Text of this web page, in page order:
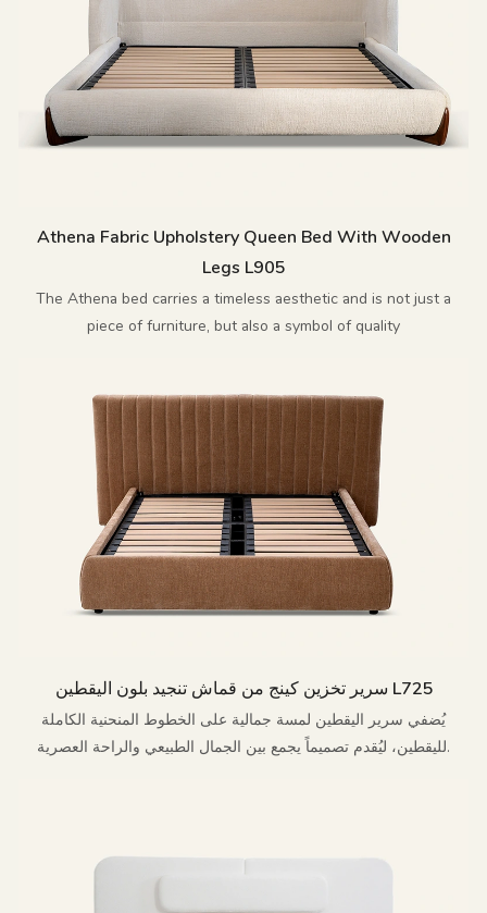
Athena Fabric Upholstery Queen Bed With Wooden
Legs L905
The Athena bed carries a timeless aesthetic and is not just a
piece of furniture, but also a symbol of quality
سرير تخزين كينج من قماش تنجيد بلون اليقطين L725
يُضفي سرير اليقطين لمسة جمالية على الخطوط المنحنية الكاملة
لليقطين، ليُقدم تصميماً يجمع بين الجمال الطبيعي والراحة العصرية.